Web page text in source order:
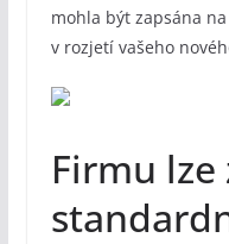
mohla být zapsána
v rozjetí vašeho
Firmu lze